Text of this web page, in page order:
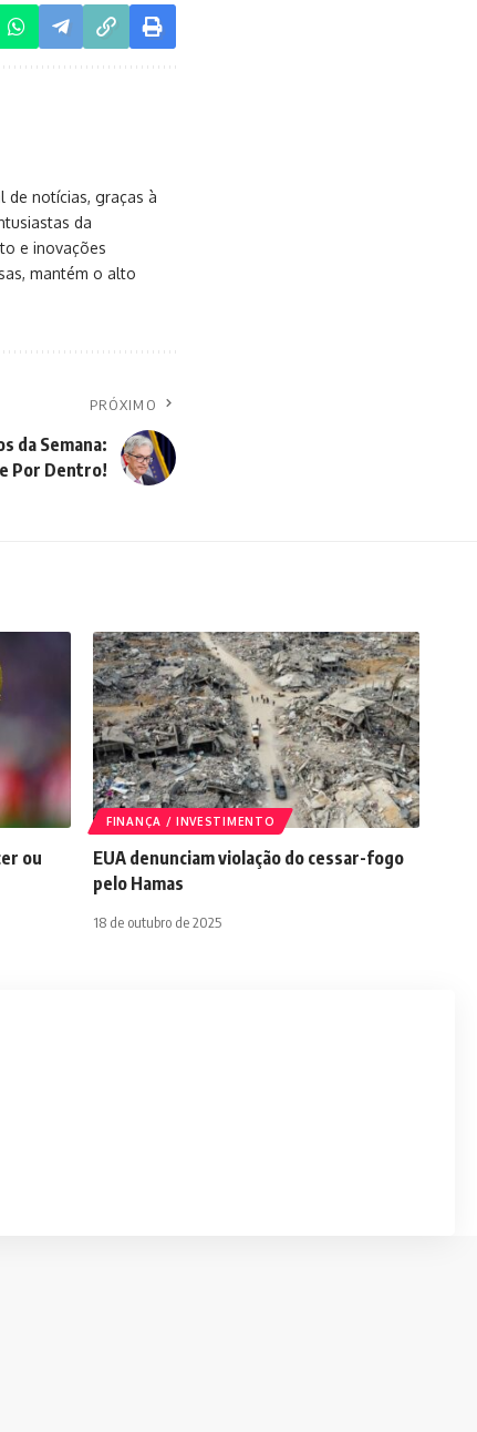
de notícias, graças à
da
e inovações
mantém o alto
PRÓXIMO
da Semana:
Por Dentro!
ou
FINANÇA / INVESTIMENTO
EUA denunciam violação do cessar-fogo
pelo Hamas
18 de outubro de 2025